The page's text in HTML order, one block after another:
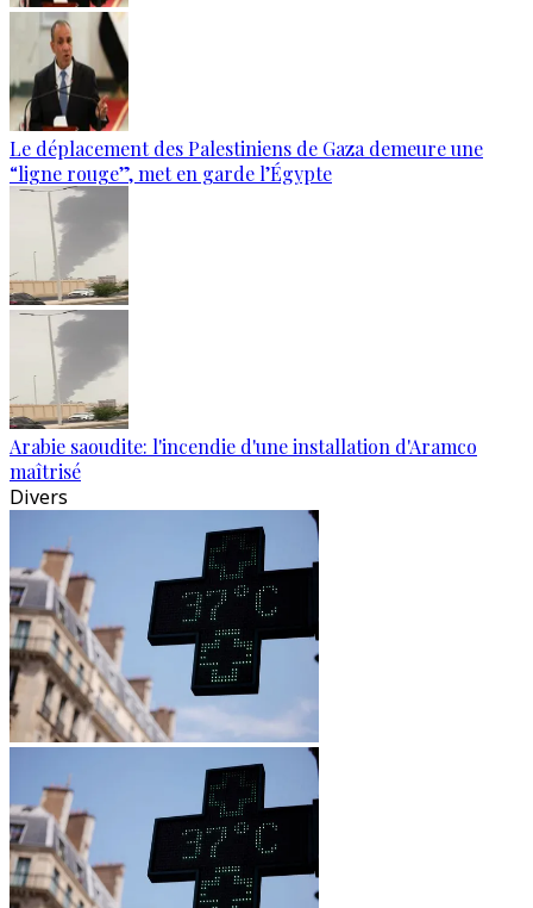
Le déplacement des Palestiniens de Gaza demeure une
“ligne rouge”, met en garde l’Égypte
Arabie saoudite: l'incendie d'une installation d'Aramco
maîtrisé
Divers